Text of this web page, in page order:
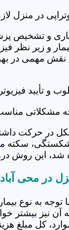
در منزل
و تشخیص
و زیر نظر
مهمی در
و تأیید
چه مشکلاتی
در حرکت داشته
سکته
این روش
در محی
با توجه به نوع
آن نیز
کل مبلغ